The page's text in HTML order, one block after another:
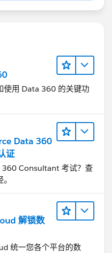
使用 Data 360 的关键功
Data 360
证
360 Consultant 考试？查
解锁数
统一您各个平台的数